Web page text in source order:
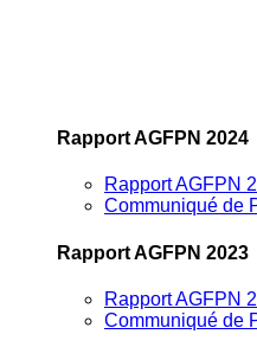
Rapport AGFPN 2024
Rapport AGFPN
Communiqué de
Rapport AGFPN 2023
Rapport AGFPN
Communiqué de